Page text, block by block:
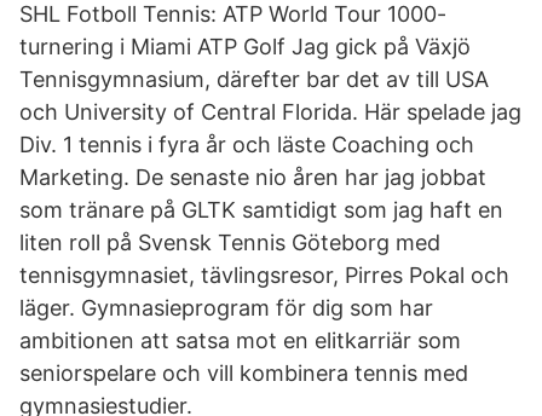
SHL Fotboll Tennis: ATP World Tour 1000-
turnering i Miami ATP Golf Jag gick på Växjö
Tennisgymnasium, därefter bar det av till USA
och University of Central Florida. Här spelade jag
Div. 1 tennis i fyra år och läste Coaching och
Marketing. De senaste nio åren har jag jobbat
som tränare på GLTK samtidigt som jag haft en
liten roll på Svensk Tennis Göteborg med
tennisgymnasiet, tävlingsresor, Pirres Pokal och
läger. Gymnasieprogram för dig som har
ambitionen att satsa mot en elitkarriär som
seniorspelare och vill kombinera tennis med
gymnasiestudier.